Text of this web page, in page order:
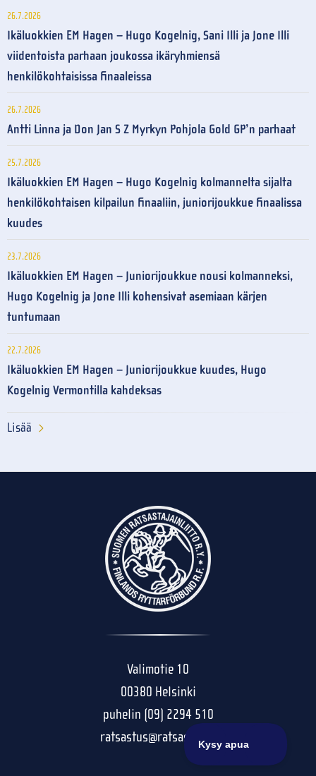
26.7.2026
Ikäluokkien EM Hagen – Hugo Kogelnig, Sani Illi ja Jone Illi
viidentoista parhaan joukossa ikäryhmiensä
henkilökohtaisissa finaaleissa
26.7.2026
Antti Linna ja Don Jan S Z Myrkyn Pohjola Gold GP’n parhaat
25.7.2026
Ikäluokkien EM Hagen – Hugo Kogelnig kolmannelta sijalta
henkilökohtaisen kilpailun finaaliin, juniorijoukkue finaalissa
kuudes
23.7.2026
Ikäluokkien EM Hagen – Juniorijoukkue nousi kolmanneksi,
Hugo Kogelnig ja Jone Illi kohensivat asemiaan kärjen
tuntumaan
22.7.2026
Ikäluokkien EM Hagen – Juniorijoukkue kuudes, Hugo
Kogelnig Vermontilla kahdeksas
Lisää
Valimotie 10
00380 Helsinki
puhelin (09) 2294 510
ratsastus@ratsastus.fi